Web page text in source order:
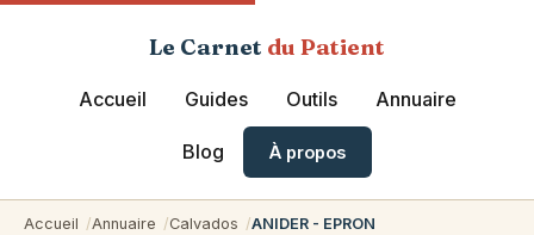
Le Carnet du Patient
Accueil Guides Outils Annuaire
Blog À propos
Accueil Annuaire Calvados ANIDER - EPRON